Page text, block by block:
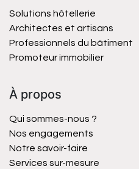
Solutions hôtellerie
Architectes et artisans
Professionnels du bâtiment
Promoteur immobilier
À propos
Qui sommes-nous ?
Nos engagements
Notre savoir-faire
Services sur-mesure